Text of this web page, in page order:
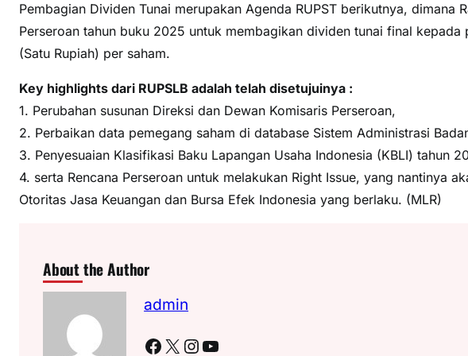
Pembagian Dividen Tunai merupakan Agenda RUPST berikutnya, dimana
Perseroan tahun buku 2025 untuk membagikan dividen tunai final kepada
(Satu Rupiah) per saham.
Key highlights dari RUPSLB adalah telah disetujuinya :
1. Perubahan susunan Direksi dan Dewan Komisaris Perseroan,
2. Perbaikan data pemegang saham di database Sistem Administrasi
3. Penyesuaian Klasifikasi Baku Lapangan Usaha Indonesia (KBLI) tahun
4. serta Rencana Perseroan untuk melakukan Right Issue, yang nantinya
Otoritas Jasa Keuangan dan Bursa Efek Indonesia yang berlaku. (MLR)
About the Author
admin
Facebook X Instagram YouTube